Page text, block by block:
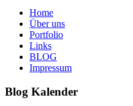
Home
Über uns
Portfolio
Links
BLOG
Impressum
Blog Kalender